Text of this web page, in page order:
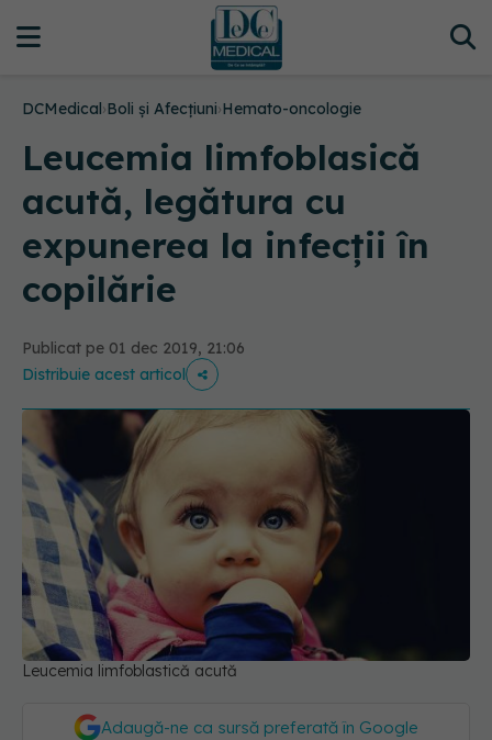
DCMedical›Boli și Afecțiuni›Hemato-oncologie
Leucemia limfoblasică
acută, legătura cu
expunerea la infecții în
copilărie
Publicat pe 01 dec 2019, 21:06
Distribuie acest articol
Leucemia limfoblastică acută
Adaugă-ne ca sursă preferată în Google